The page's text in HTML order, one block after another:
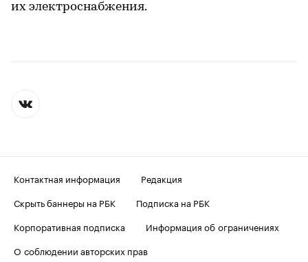
их электроснабжения.
Контактная информация
Редакция
Скрыть баннеры на РБК
Подписка на РБК
Корпоративная подписка
Информация об ограничениях
О соблюдении авторских прав